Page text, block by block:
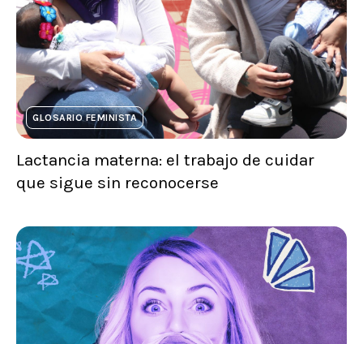
GLOSARIO FEMINISTA
Lactancia materna: el trabajo de cuidar
que sigue sin reconocerse